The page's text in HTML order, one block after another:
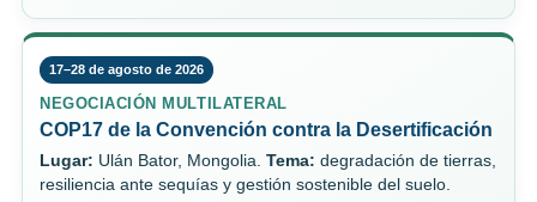
17–28 de agosto de 2026
NEGOCIACIÓN MULTILATERAL
COP17 de la Convención contra la Desertificación
Lugar: Ulán Bator, Mongolia. Tema: degradación de tierras,
resiliencia ante sequías y gestión sostenible del suelo.